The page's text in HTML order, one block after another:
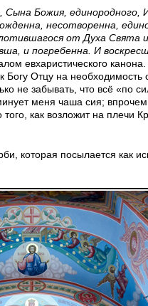
Сына Божия,
несотворенна,
от Духа Свята
и погребенна. И
евхаристического
Отцу на
не забывать, что всё
меня чаша сия;
как возложит на плечи
которая посылается